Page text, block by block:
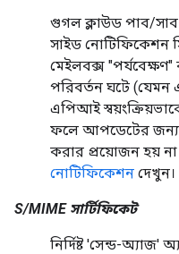
গুগল ক্লাউড পাব/
সাইড নোটিফিকেশন
মেইলবক্স
পরিবর্তন ঘটে
এপিআই
ফলে আপডেটের জন্য
করার প্রয়োজন হয়
নোটিফিকেশন দেখুন।
S/MIME সার্টিফিকেট
নির্দিষ্ট 'সেন্ড-